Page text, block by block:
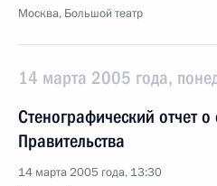
Москва, Большой театр
14 марта 2005 года,
Стенографический отчет
Правительства
14 марта 2005 года, 13:30